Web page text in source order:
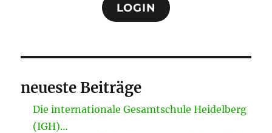
LOGIN
neueste Beiträge
Die internationale Gesamtschule Heidelberg
(IGH)…